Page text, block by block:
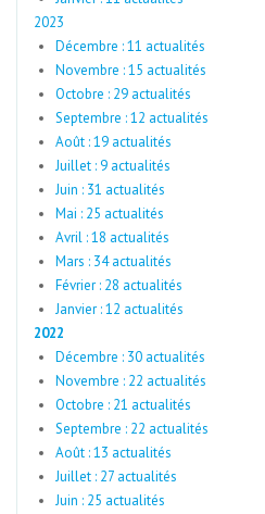
2023
Décembre : 11 actualités
Novembre : 15 actualités
Octobre : 29 actualités
Septembre : 12 actualités
Août : 19 actualités
Juillet : 9 actualités
Juin : 31 actualités
Mai : 25 actualités
Avril : 18 actualités
Mars : 34 actualités
Février : 28 actualités
Janvier : 12 actualités
2022
Décembre : 30 actualités
Novembre : 22 actualités
Octobre : 21 actualités
Septembre : 22 actualités
Août : 13 actualités
Juillet : 27 actualités
Juin : 25 actualités